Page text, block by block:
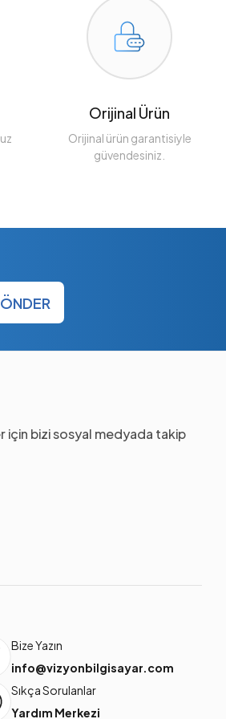
Orijinal Ürün
Orijinal ürün garantisiyle
güvendesiniz.
için bizi sosyal medyada takip
Bize Yazın
info@vizyonbilgisayar.com
Sıkça Sorulanlar
Yardım Merkezi